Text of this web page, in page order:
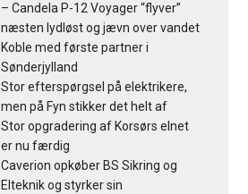
– Candela P-12 Voyager “flyver”
næsten lydløst og jævn over vandet
Koble med første partner i
Sønderjylland
Stor efterspørgsel på elektrikere,
men på Fyn stikker det helt af
Stor opgradering af Korsørs elnet
er nu færdig
Caverion opkøber BS Sikring og
Elteknik og styrker sin